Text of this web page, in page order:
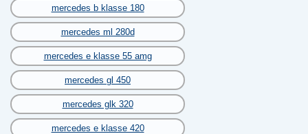
mercedes b klasse 180
mercedes ml 280d
mercedes e klasse 55 amg
mercedes gl 450
mercedes glk 320
mercedes e klasse 420